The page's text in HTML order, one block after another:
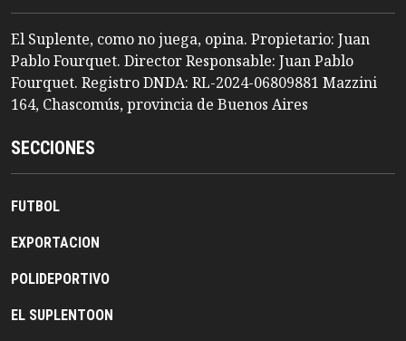
El Suplente, como no juega, opina. Propietario: Juan
Pablo Fourquet. Director Responsable: Juan Pablo
Fourquet. Registro DNDA: RL-2024-06809881 Mazzini
164, Chascomús, provincia de Buenos Aires
SECCIONES
FUTBOL
EXPORTACION
POLIDEPORTIVO
EL SUPLENTOON